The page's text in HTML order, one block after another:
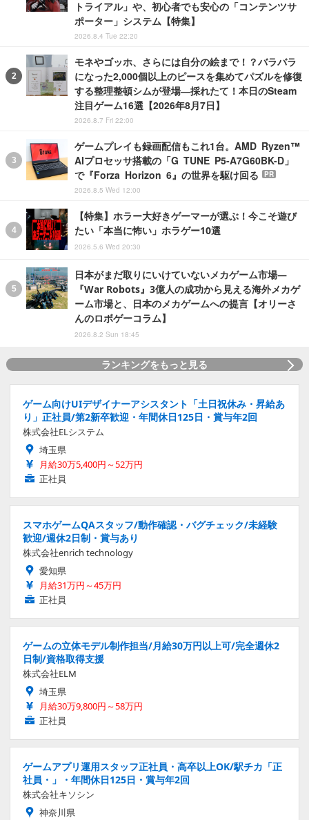
トライアル」や、初心者でも安心の「コンテンツサ
ポーター」システム【特集】
2026.8.4 Tue 22:20
モネやゴッホ、さらには自分の絵まで！？バラバラ
になった2,000個以上のピースを集めてパズルを修復
する整理整頓シムが登場―採れたて！本日のSteam
注目ゲーム16選【2026年8月7日】
2026.8.7 Fri 22:00
ゲームプレイも録画配信もこれ1台。AMD Ryzen™
AIプロセッサ搭載の「G TUNE P5-A7G60BK-D」
で『Forza Horizon 6』の世界を駆け回る
PR
2026.8.5 Wed 12:00
【特集】ホラー大好きゲーマーが選ぶ！今こそ遊び
たい「本当に怖い」ホラゲー10選
2026.5.6 Wed 20:30
日本がまだ取りにいけていないメカゲーム市場―
『War Robots』3億人の成功から見える海外メカゲ
ーム市場と、日本のメカゲームへの提言【オリーさ
んのロボゲーコラム】
2026.8.2 Sun 18:45
ランキングをもっと見る
ゲーム向けUIデザイナーアシスタント「土日祝休み・昇給あ
り」正社員/第2新卒歓迎・年間休日125日・賞与年2回
株式会社ELシステム
埼玉県
月給30万5,400円～52万円
正社員
スマホゲームQAスタッフ/動作確認・バグチェック/未経験
歓迎/週休2日制・賞与あり
株式会社enrich technology
愛知県
月給31万円～45万円
正社員
ゲームの立体モデル制作担当/月給30万円以上可/完全週休2
日制/資格取得支援
株式会社ELM
埼玉県
月給30万9,800円～58万円
正社員
ゲームアプリ運用スタッフ正社員・高卒以上OK/駅チカ「正
社員・」・年間休日125日・賞与年2回
株式会社キソシン
神奈川県